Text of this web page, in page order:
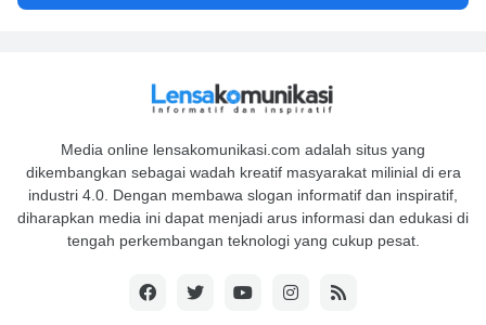
Media online lensakomunikasi.com adalah situs yang
dikembangkan sebagai wadah kreatif masyarakat milinial di era
industri 4.0. Dengan membawa slogan informatif dan inspiratif,
diharapkan media ini dapat menjadi arus informasi dan edukasi di
tengah perkembangan teknologi yang cukup pesat.